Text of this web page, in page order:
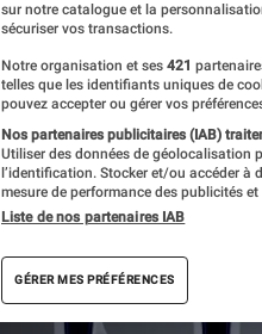
sur notre catalogue et la
sécuriser vos transactions.
Notre organisation et ses 421
telles que les identifiants uniques de
pouvez accepter ou gérer vos
Nos partenaires publicitaires (IAB)
Utiliser des données de géolocalisation
l’identification. Stocker et/ou accéder
mesure de performance des publicités
Liste de nos partenaires IAB
GÉRER MES PRÉFÉRENCES